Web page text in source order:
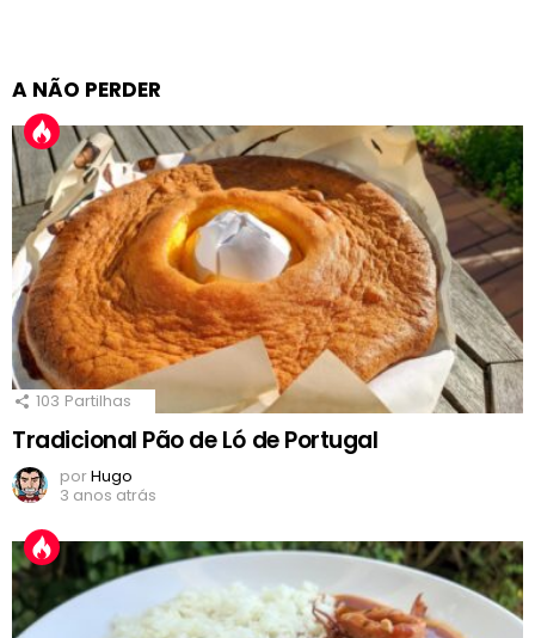
A NÃO PERDER
103 Partilhas
Tradicional Pão de Ló de Portugal
porHugo
3 anos atrás